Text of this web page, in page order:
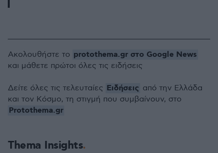
Thema Insights
Ακολουθήστε το protothema.gr στο Google News
και μάθετε πρώτοι όλες τις ειδήσεις
Δείτε όλες τις τελευταίες Ειδήσεις από την Ελλάδα
και τον Κόσμο, τη στιγμή που συμβαίνουν, στο
Protothema.gr